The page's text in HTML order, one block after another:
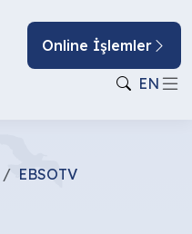
Online İşlemler
EN
EBSOTV